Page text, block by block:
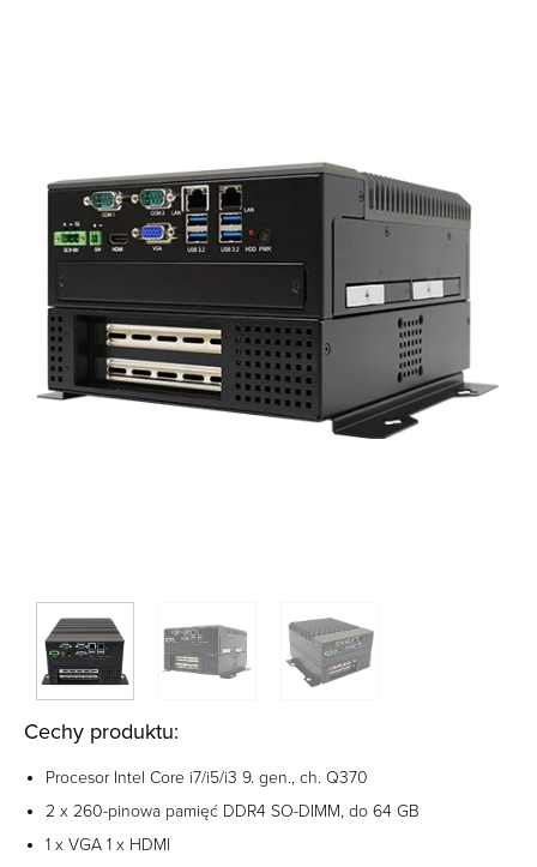
Cechy produktu:
Procesor Intel Core i7/i5/i3 9. gen., ch. Q370
2 x 260-pinowa pamięć DDR4 SO-DIMM, do 64 GB
1 x VGA 1 x HDMI